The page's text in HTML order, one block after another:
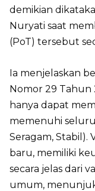
demikian
Nuryati saat
(PoT) tersebut
Ia menjelaskan
Nomor 29 Tahun
hanya dapat
memenuhi
Seragam,
baru, memiliki
secara jelas dari
umum,